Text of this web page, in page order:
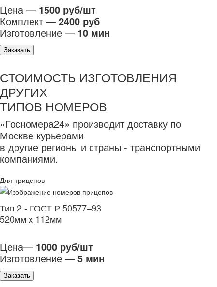
Цена — 1500 руб/шт
Комплект — 2400 руб
Изготовление — 10 мин
Заказать
СТОИМОСТЬ ИЗГОТОВЛЕНИЯ
ДРУГИХ
ТИПОВ НОМЕРОВ
«Госномера24» производит доставку по
Москве курьерами
в другие регионы и страны - транспортными
компаниями.
Для прицепов
Тип 2 - ГОСТ Р 50577–93
520мм х 112мм
Цена— 1000 руб/шт
Изготовление — 5 мин
Заказать